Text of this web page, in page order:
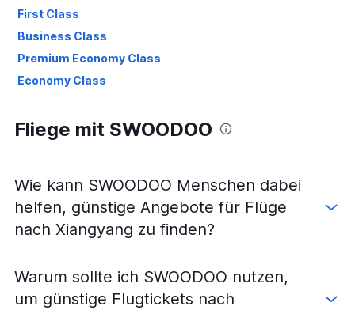
First Class
Business Class
Premium Economy Class
Economy Class
Fliege mit SWOODOO
Wie kann SWOODOO Menschen dabei
helfen, günstige Angebote für Flüge
nach Xiangyang zu finden?
Warum sollte ich SWOODOO nutzen,
um günstige Flugtickets nach